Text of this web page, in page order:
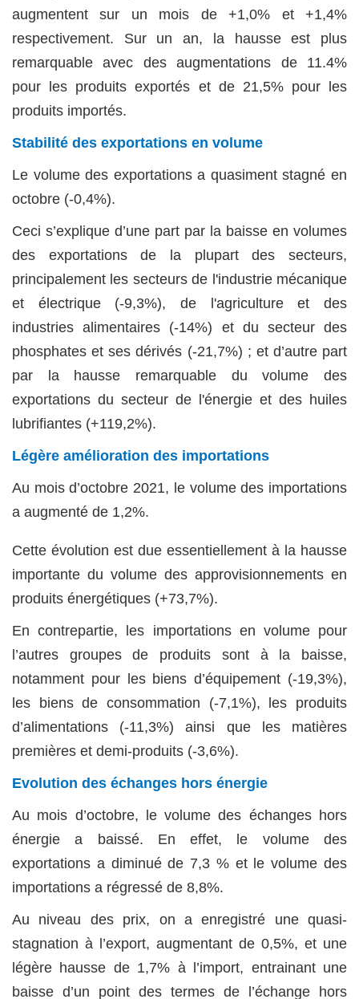
augmentent sur un mois de +1,0% et +1,4%
respectivement. Sur un an, la hausse est plus
remarquable avec des augmentations de 11.4%
pour les produits exportés et de 21,5% pour les
produits importés.
Stabilité des exportations en volume
Le volume des exportations a quasiment stagné en
octobre (-0,4%).
Ceci s’explique d’une part par la baisse en volumes
des exportations de la plupart des secteurs,
principalement les secteurs de l'industrie mécanique
et électrique (-9,3%), de l'agriculture et des
industries alimentaires (-14%) et du secteur des
phosphates et ses dérivés (-21,7%) ; et d’autre part
par la hausse remarquable du volume des
exportations du secteur de l'énergie et des huiles
lubrifiantes (+119,2%).
Légère amélioration des importations
Au mois d’octobre 2021, le volume des importations
a augmenté de 1,2%.
Cette évolution est due essentiellement à la hausse
importante du volume des approvisionnements en
produits énergétiques (+73,7%).
En contrepartie, les importations en volume pour
l’autres groupes de produits sont à la baisse,
notamment pour les biens d’équipement (-19,3%),
les biens de consommation (-7,1%), les produits
d’alimentations (-11,3%) ainsi que les matières
premières et demi-produits (-3,6%).
Evolution des échanges hors énergie
Au mois d’octobre, le volume des échanges hors
énergie a baissé. En effet, le volume des
exportations a diminué de 7,3 % et le volume des
importations a régressé de 8,8%.
Au niveau des prix, on a enregistré une quasi-
stagnation à l’export, augmentant de 0,5%, et une
légère hausse de 1,7% à l’import, entrainant une
baisse d’un point des termes de l’échange hors